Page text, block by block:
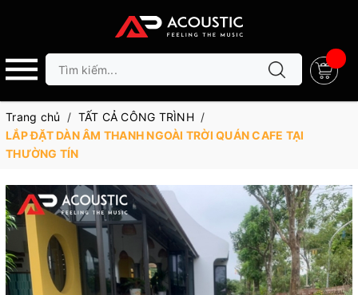
Trang chủ / TẤT CẢ CÔNG TRÌNH /
LẮP ĐẶT DÀN ÂM THANH NGOÀI TRỜI QUÁN CAFE TẠI
THƯỜNG TÍN